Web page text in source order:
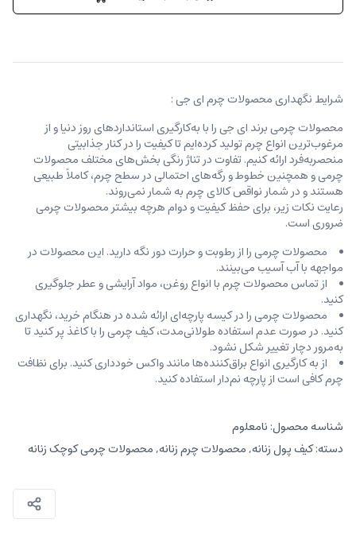
شرایط نگهداری محصولات چرم ای جی :
محصولات چرمی برند ای جی را با به‌کارگیری استانداردهای روز دنیا و از
مرغوب‌ترین انواع چرم تولید کرده‌ایم تا کیفیت را در کنار جذابیتی
منحصربه‌فرد ارائه کنیم. تفاوت در تناژ رنگی بخش‌های مختلف محصولات
چرمی و همچنین خطوط و رگه‌‌های احتمالی در سطح چرم، کاملاً طبیعی
هستند و در شمار نواقص کالای چرم به شمار نمی‌روند.
رعایت نکات زیر، برای حفظ کیفیت و دوام هرچه بیشتر محصولات چرمی
ضروری است.
محصولات چرمی را از رطوبت و حرارت دور نگه دارید. این محصولات در
مواجهه با آب آسیب می‌بینند.
از تماس محصولات چرم با انواع روغن‌، مواد آرایشی و عطر جلوگیری
کنید.
محصولات چرمی را در کیسه‌ پارچه‌ای ارائه شده در هنگام خرید، ‌نگهداری
کنید. در صورت عدم استفاده طولانی‌مدت، کیف‌ چرمی را با کاغذ پر کنید تا
به‌مرور دچار تغییر شکل نشود.
از به کارگیری انواع براق‌کننده‌ها مانند واکس خودداری کنید. برای نظافت
چرم کافی است از پارچه‌ نم‌دار استفاده کنید.
شناسه محصول: نامعلوم
دسته:کیف پول زنانه,محصولات چرم زنانه,محصولات چرمی کوچک زنانه